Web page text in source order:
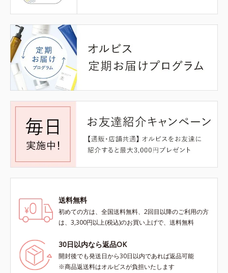
送料無料
初めての方は、全国送料無料、2回目以降のご利用の方
は、3,300円以上(税込)のお買い上げで、送料無料
30日以内なら返品OK
開封後でも発送日から30日以内であれば返品可能
※商品返送料はオルビスが負担いたします